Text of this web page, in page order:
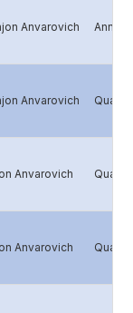
Anvarovich
Anvarovich
Anvarovich
Anvarovich